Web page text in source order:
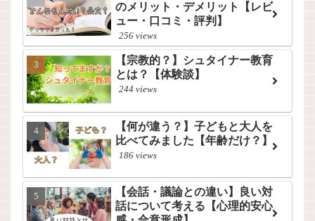
のメリット・デメリット【レビ
ュー・口コミ・評判】
256 views
【宗教的？】シュタイナー教育
とは？【体験談】
244 views
【何が違う？】子どもと大人を
比べてみました【年齢だけ？】
186 views
【会話・議論との違い】良い対
話について考える【心理的安心